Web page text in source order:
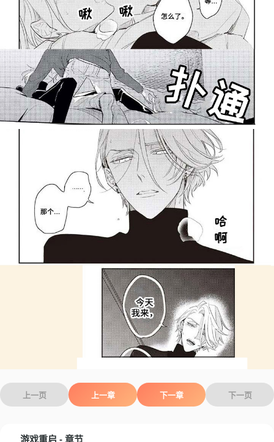
上一页 上一章 下一章 下一页
游戏重启 - 章节